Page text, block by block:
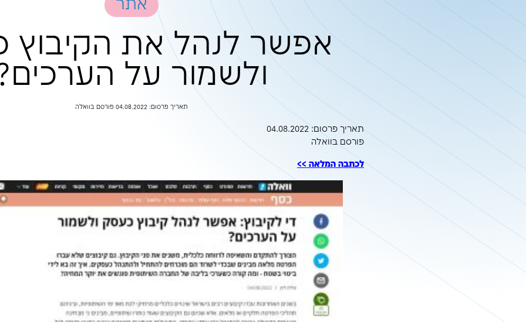
אתר
אפשר לנהל את הקיבוץ
ולשמור על הערכים?
תאריך פרסום: 04.08.2022 פורסם בוואלה
תאריך פרסום: 04.08.2022
פורסם בוואלה
לכתבה המלאה >>